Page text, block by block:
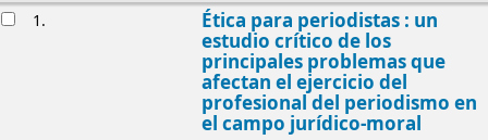
1. Ética para periodistas : un
estudio crítico de los
principales problemas que
afectan el ejercicio del
profesional del periodismo en
el campo jurídico-moral